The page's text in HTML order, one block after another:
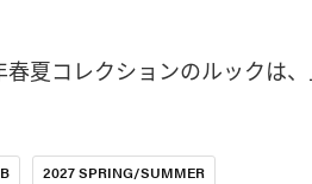
春夏コレクションのルックは
2027 SPRING/SUMMER